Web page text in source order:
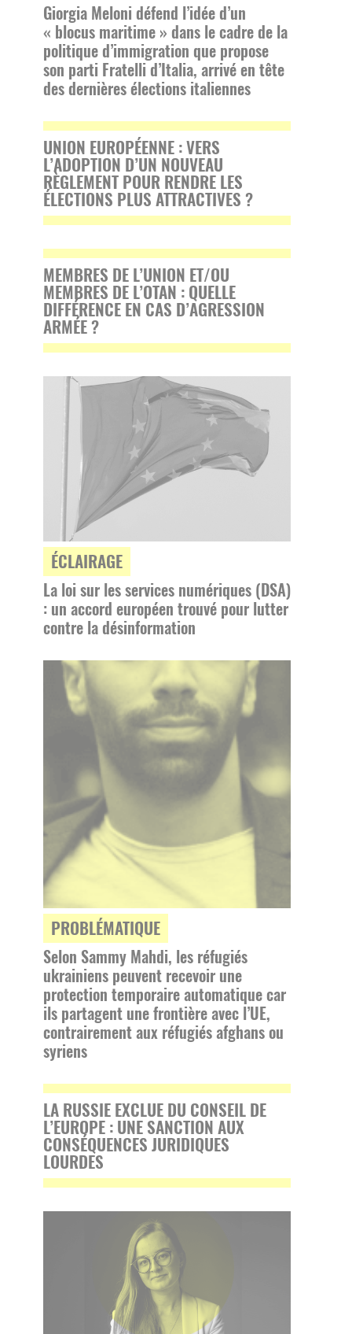
Giorgia Meloni défend l’idée d’un
« blocus maritime » dans le cadre de la
politique d’immigration que propose
son parti Fratelli d’Italia, arrivé en tête
des dernières élections italiennes
UNION EUROPÉENNE : VERS
L’ADOPTION D’UN NOUVEAU
RÈGLEMENT POUR RENDRE LES
ÉLECTIONS PLUS ATTRACTIVES ?
MEMBRES DE L’UNION ET/OU
MEMBRES DE L’OTAN : QUELLE
DIFFÉRENCE EN CAS D’AGRESSION
ARMÉE ?
ÉCLAIRAGE
La loi sur les services numériques (DSA)
: un accord européen trouvé pour lutter
contre la désinformation
PROBLÉMATIQUE
Selon Sammy Mahdi, les réfugiés
ukrainiens peuvent recevoir une
protection temporaire automatique car
ils partagent une frontière avec l’UE,
contrairement aux réfugiés afghans ou
syriens
LA RUSSIE EXCLUE DU CONSEIL DE
L’EUROPE : UNE SANCTION AUX
CONSÉQUENCES JURIDIQUES
LOURDES